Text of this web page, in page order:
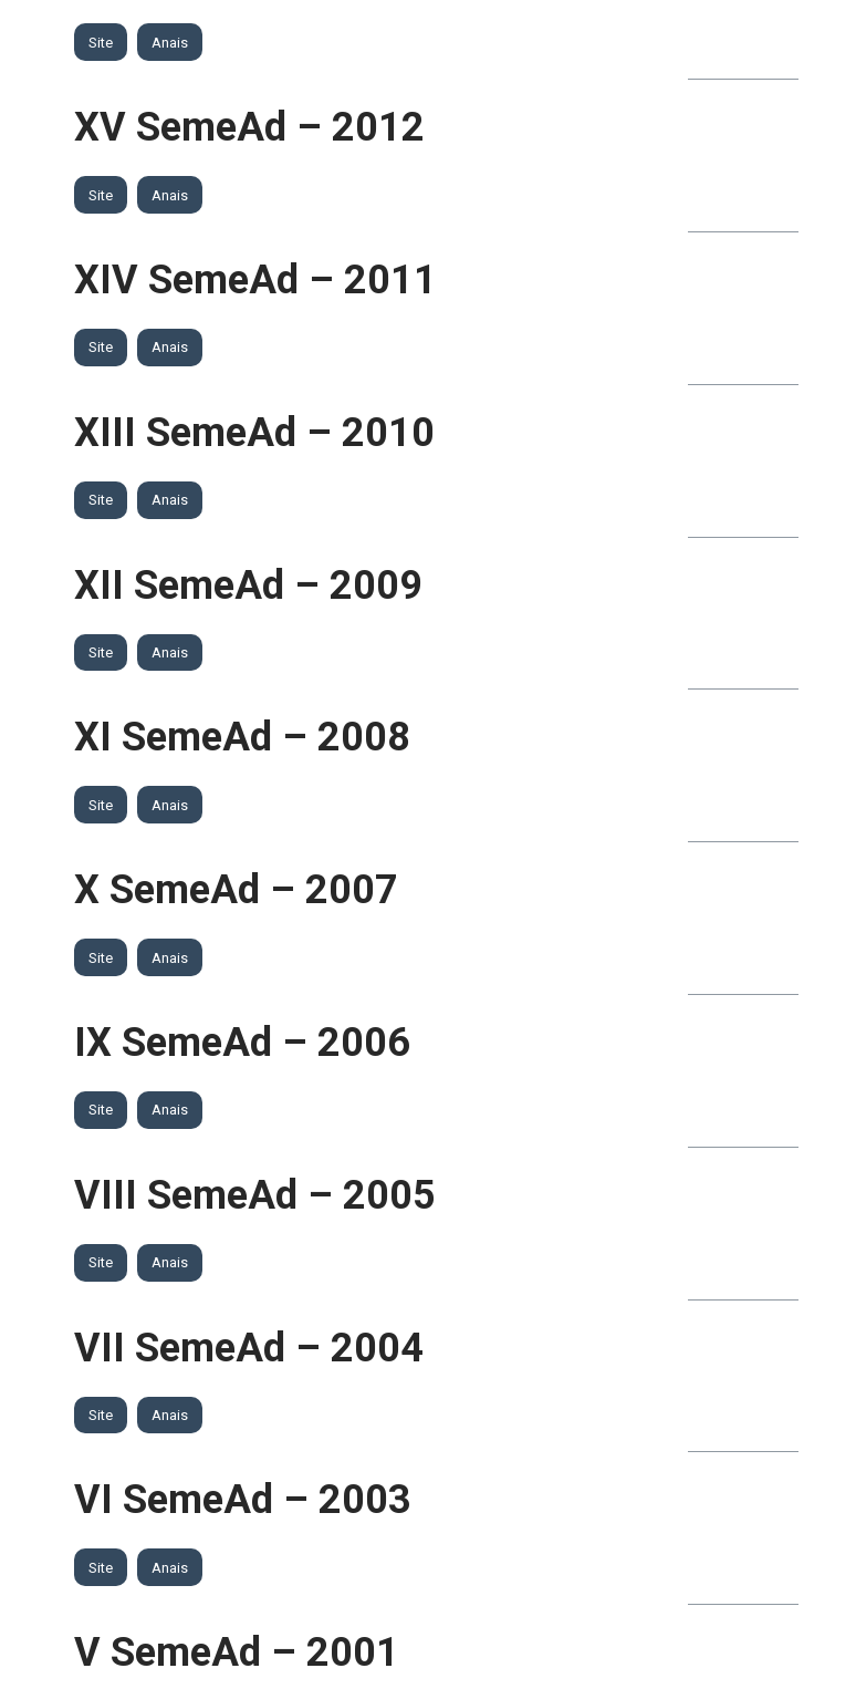
Site Anais
XV SemeAd – 2012
Site Anais
XIV SemeAd – 2011
Site Anais
XIII SemeAd – 2010
Site Anais
XII SemeAd – 2009
Site Anais
XI SemeAd – 2008
Site Anais
X SemeAd – 2007
Site Anais
IX SemeAd – 2006
Site Anais
VIII SemeAd – 2005
Site Anais
VII SemeAd – 2004
Site Anais
VI SemeAd – 2003
Site Anais
V SemeAd – 2001